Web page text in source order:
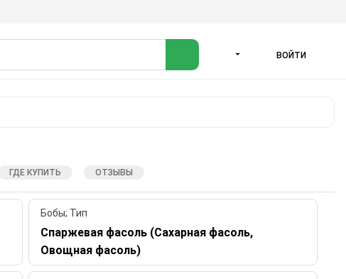
ВОЙТИ
ГДЕ КУПИТЬ ОТЗЫВЫ
Бобы; Тип
Спаржевая фасоль (Сахарная фасоль,
Овощная фасоль)